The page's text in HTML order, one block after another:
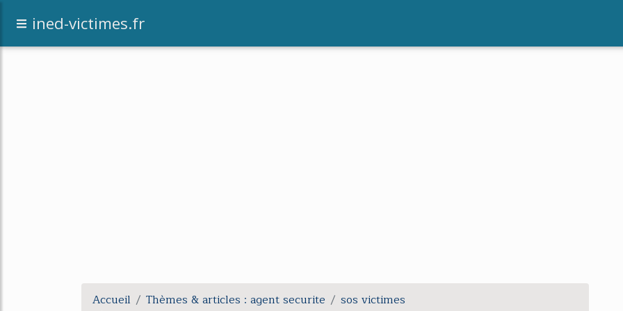
ined-victimes.fr
Accueil Thèmes & articles : agent securite
sos victimes